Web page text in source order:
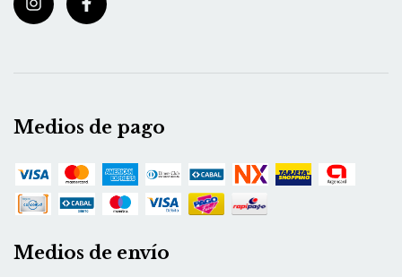
Medios de pago
Medios de envío